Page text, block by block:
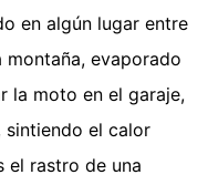
en algún lugar entre
evaporado
la moto en el garaje,
sintiendo el calor
el rastro de una